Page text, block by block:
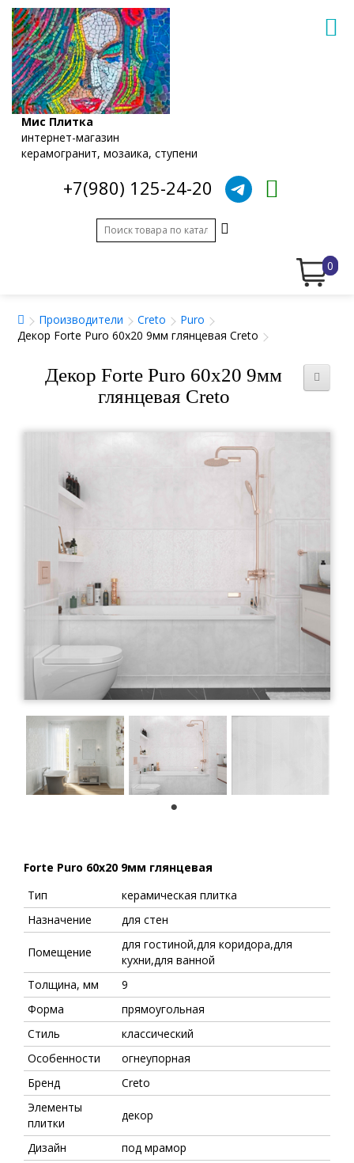
Мис Плитка
интернет-магазин
керамогранит, мозаика, ступени
+7(980) 125-24-20
0
Производители Creto
Puro
Декор Forte Puro 60x20 9мм глянцевая Creto
Декор Forte Puro 60x20 9мм
глянцевая Creto
Forte Puro 60x20 9мм глянцевая
Тип
керамическая плитка
Назначение
для стен
Помещение
для гостиной,для коридора,для
кухни,для ванной
Толщина, мм
9
Форма
прямоугольная
Стиль
классический
Особенности
огнеупорная
Бренд
Creto
Элементы
плитки
декор
Дизайн
под мрамор